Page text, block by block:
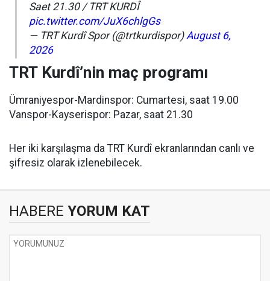
Saet 21.30 / TRT KURDÎ
pic.twitter.com/JuX6chlgGs
— TRT Kurdî Spor (@trtkurdispor)August 6,
2026
TRT Kurdî’nin maç programı
Ümraniyespor-Mardinspor: Cumartesi, saat 19.00
Vanspor-Kayserispor: Pazar, saat 21.30
Her iki karşılaşma da TRT Kurdî ekranlarından canlı ve
şifresiz olarak izlenebilecek.
HABERE YORUM KAT